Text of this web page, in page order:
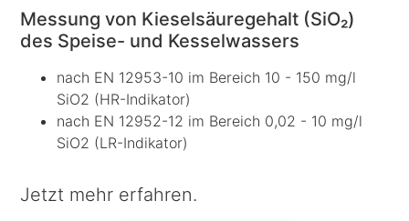
Messung von Kieselsäuregehalt (SiO₂)
des Speise- und Kesselwassers
nach EN 12953-10 im Bereich 10 - 150 mg/l
SiO2 (HR-Indikator)
nach EN 12952-12 im Bereich 0,02 - 10 mg/l
SiO2 (LR-Indikator)
Jetzt mehr erfahren.